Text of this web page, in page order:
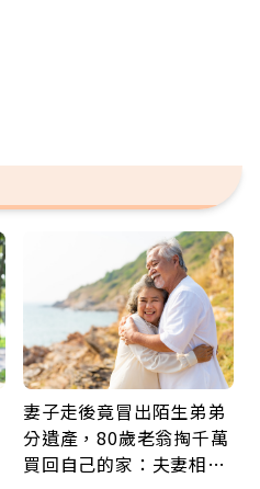
妻子走後竟冒出陌生弟弟
分遺產，80歲老翁掏千萬
買回自己的家：夫妻相守